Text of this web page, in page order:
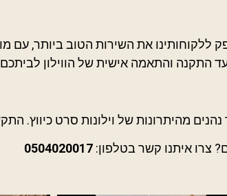
ללקוחותינו את השירות הטוב ביותר, עם
התקנה והתאמה אישית של הווילון
מהיתרונות של וילונות סרט כיווץ.
צרו איתנו קשר בטלפון: 0504020017